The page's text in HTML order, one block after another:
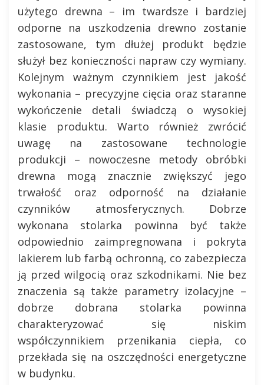
użytego drewna – im twardsze i bardziej
odporne na uszkodzenia drewno zostanie
zastosowane, tym dłużej produkt będzie
służył bez konieczności napraw czy wymiany.
Kolejnym ważnym czynnikiem jest jakość
wykonania – precyzyjne cięcia oraz staranne
wykończenie detali świadczą o wysokiej
klasie produktu. Warto również zwrócić
uwagę na zastosowane technologie
produkcji – nowoczesne metody obróbki
drewna mogą znacznie zwiększyć jego
trwałość oraz odporność na działanie
czynników atmosferycznych. Dobrze
wykonana stolarka powinna być także
odpowiednio zaimpregnowana i pokryta
lakierem lub farbą ochronną, co zabezpiecza
ją przed wilgocią oraz szkodnikami. Nie bez
znaczenia są także parametry izolacyjne –
dobrze dobrana stolarka powinna
charakteryzować się niskim
współczynnikiem przenikania ciepła, co
przekłada się na oszczędności energetyczne
w budynku.